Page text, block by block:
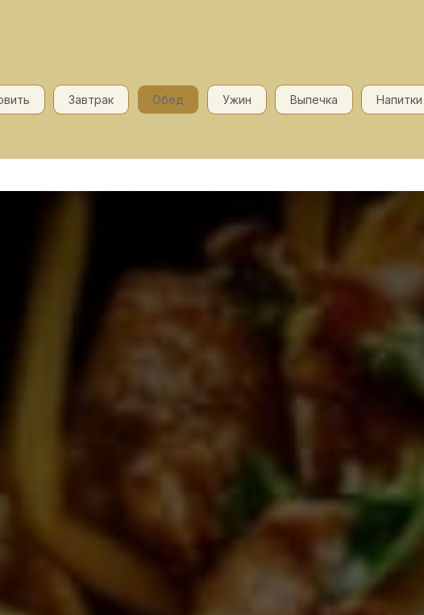
Завтрак Обед Ужин Выпечка Напитки